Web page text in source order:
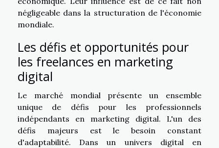
négligeable dans la structuration de l'économie
mondiale.
Les défis et opportunités pour
les freelances en marketing
digital
Le marché mondial présente un ensemble
unique de défis pour les professionnels
indépendants en marketing digital. L'un des
défis majeurs est le besoin constant
d'adaptabilité. Dans un univers digital en